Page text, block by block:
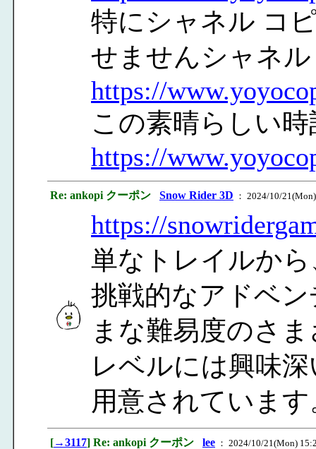
特にシャネル コ
せませんシャネ
https://
この素晴らしい
https://
Re: ankopi クーポン Snow Rider 3D ： 2024/10/
https://
単なトレイルか
挑戦的なアドベ
まな難易度のさ
レベルには興味
用意されています
[→3117] Re: ankopi クーポン lee ： 2024/10/21(Mon)